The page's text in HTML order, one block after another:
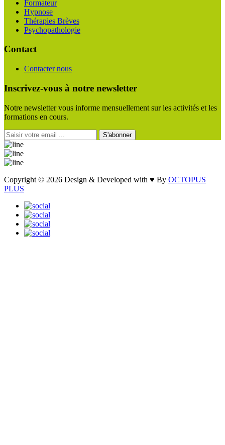
Formateur
Hypnose
Thérapies Brèves
Psychopathologie
Contact
Contacter nous
Inscrivez-vous à notre newsletter
Notre newsletter vous informe mensuellement sur les activités et les
formations en cours.
S'abonner
Copyright © 2026 Design & Developed with ♥ By OCTOPUS
PLUS